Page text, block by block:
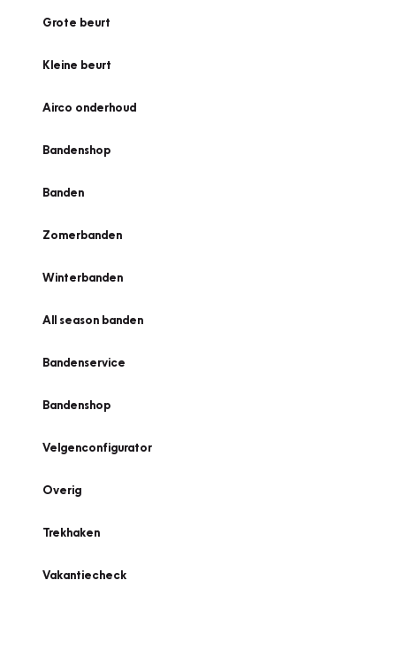
Grote beurt
Kleine beurt
Airco onderhoud
Bandenshop
Banden
Zomerbanden
Winterbanden
All season banden
Bandenservice
Bandenshop
Velgenconfigurator
Overig
Trekhaken
Vakantiecheck